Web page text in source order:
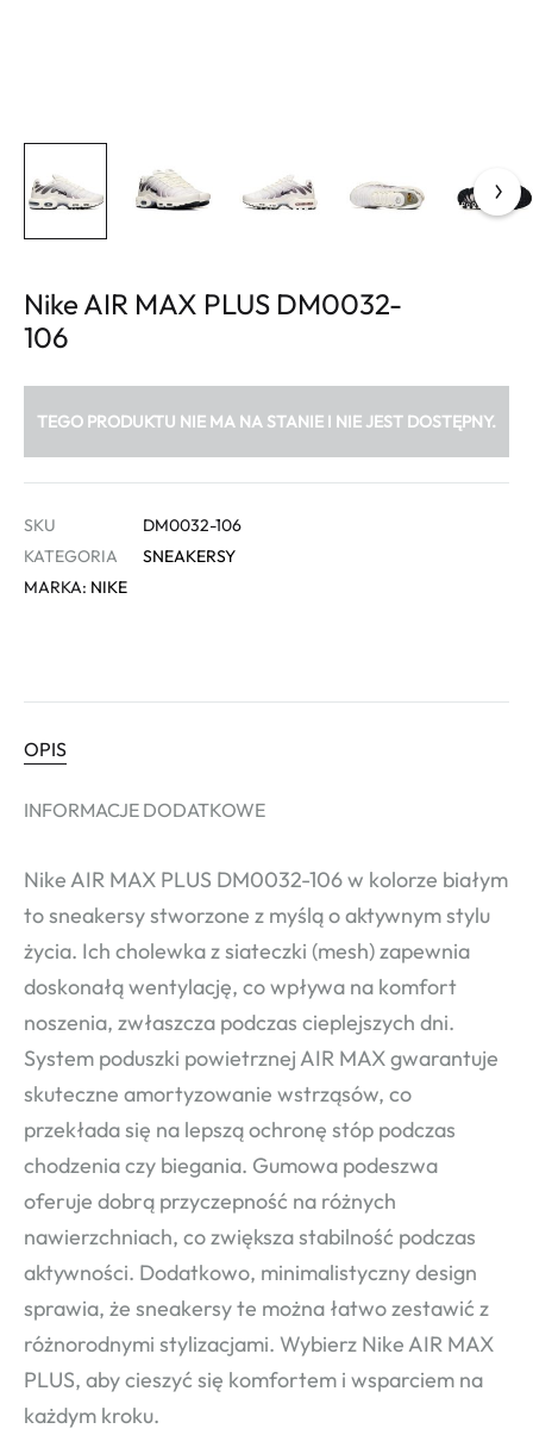
Nike AIR MAX PLUS DM0032-
106
TEGO PRODUKTU NIE MA NA STANIE I NIE JEST DOSTĘPNY.
SKU
DM0032-106
KATEGORIA
SNEAKERSY
MARKA: NIKE
OPIS
INFORMACJE DODATKOWE
Nike AIR MAX PLUS DM0032-106 w kolorze białym
to sneakersy stworzone z myślą o aktywnym stylu
życia. Ich cholewka z siateczki (mesh) zapewnia
doskonałą wentylację, co wpływa na komfort
noszenia, zwłaszcza podczas cieplejszych dni.
System poduszki powietrznej AIR MAX gwarantuje
skuteczne amortyzowanie wstrząsów, co
przekłada się na lepszą ochronę stóp podczas
chodzenia czy biegania. Gumowa podeszwa
oferuje dobrą przyczepność na różnych
nawierzchniach, co zwiększa stabilność podczas
aktywności. Dodatkowo, minimalistyczny design
sprawia, że sneakersy te można łatwo zestawić z
różnorodnymi stylizacjami. Wybierz Nike AIR MAX
PLUS, aby cieszyć się komfortem i wsparciem na
każdym kroku.